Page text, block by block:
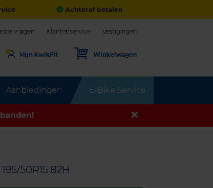
Achteraf betalen
Aanbiedingen E-Bike Service
vragen Klantenservice Vestigingen
Mijn KwikFit Winkelwagen
195/50R15 82H